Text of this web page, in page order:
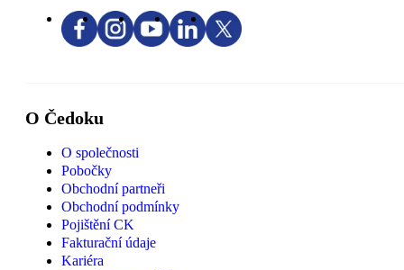
O Čedoku
O společnosti
Pobočky
Obchodní partneři
Obchodní podmínky
Pojištění CK
Fakturační údaje
Kariéra